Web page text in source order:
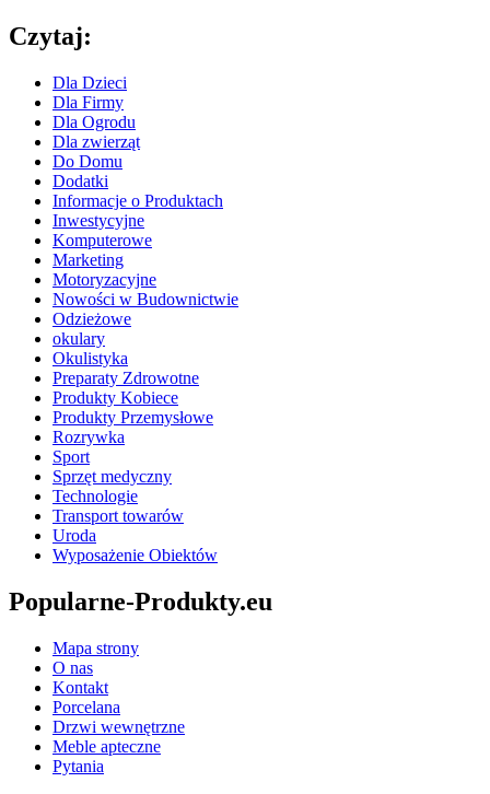
Czytaj:
Dla Dzieci
Dla Firmy
Dla Ogrodu
Dla zwierząt
Do Domu
Dodatki
Informacje o Produktach
Inwestycyjne
Komputerowe
Marketing
Motoryzacyjne
Nowości w Budownictwie
Odzieżowe
okulary
Okulistyka
Preparaty Zdrowotne
Produkty Kobiece
Produkty Przemysłowe
Rozrywka
Sport
Sprzęt medyczny
Technologie
Transport towarów
Uroda
Wyposażenie Obiektów
Popularne-Produkty.eu
Mapa strony
O nas
Kontakt
Porcelana
Drzwi wewnętrzne
Meble apteczne
Pytania